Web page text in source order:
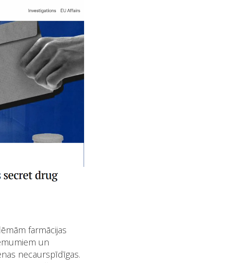
farmācijas
un
necaurspīdīgas.